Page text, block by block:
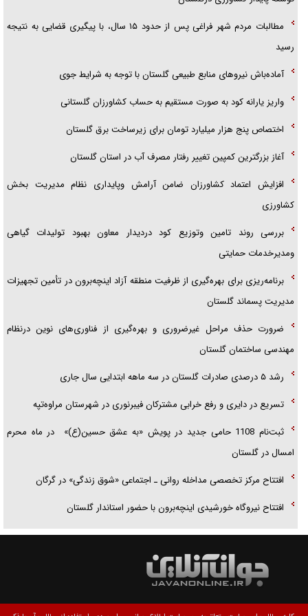
گزارش «جوان» از قوانین سخت‌گیرانه ۶ قاره در برابر یورش به پاسگاه‌های
پلیس
مطالبات مردم شهر فراغی پس از حدود ۱۵ سال، با پیگیری قضایی به نتیجه
رسید
آماده‌باش نیروهای منابع طبیعی گلستان با توجه به شرایط جوی
واریز یارانه کود به صورت مستقیم به حساب کشاورزان گلستانی
اختصاص پنج هزار میلیارد تومان برای زیرساخت برق گلستان
آغاز بزرگترین كمپین تغییر رفتار مصرف آب در استان گلستان
افزایش اعتماد کشاورزان ضامن آرامش وپایداری نظام مدیریت بخش
کشاورزی
بررسی روند تامین وتوزیع کود دردیدار معاون بهبود تولیدات گیاهی
ومدیرخدمات حمایتی
برنامه‌ریزی برای بهره‌گیری از ظرفیت منطقه آزاد اینچه‌برون در تأمین تجهیزات
مدیریت پسماند گلستان
ضرورت حذف مراحل غیرضروری و بهره‌گیری از فناوری‌های نوین درنظام
مهندسی ساختمان گلستان
رشد ۵ درصدی صادرات گلستان در سه ماهه ابتدایی سال جاری
تسریع در دایری و رفع خرابی مشترکان فیبرنوری در شهرستان مراوه‌تپه
ثبت‌نام 1108 حامی جدید در پویش «به عشق حسین(ع)» در ماه محرم
امسال در گلستان
افتتاح مرکز تخصصی مداخله روانی ـ اجتماعی «شوق زندگی» در گرگان
افتتاح نیروگاه خورشیدی اینچه‌برون با حضور استاندار گلستان